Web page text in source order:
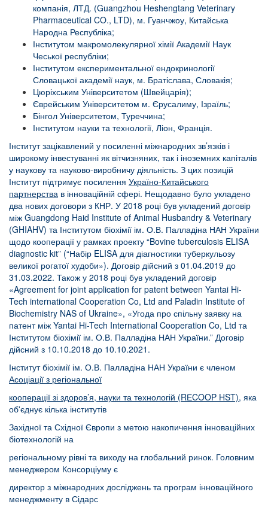
компанія, ЛТД. (Guangzhou Heshengtang Veterinary
Pharmaceutical CO., LTD), м. Гуанчжоу, Китайська
Народна Республіка;
Інститутом макромолекулярної хімії Академії Наук
Чеської республіки;
Інститутом експериментальної ендокринології
Словацької академії наук, м. Братіслава, Словакія;
Цюріхським Університетом (Швейцарія);
Єврейським Університетом м. Єрусалиму, Ізраїль;
Бінгол Університетом, Туреччина;
Інститутом науки та технології, Ліон, Франція.
Інститут зацікавлений у посиленні міжнародних зв’язків і
широкому інвестуванні як вітчизняних, так і іноземних капіталів
у наукову та науково-виробничу діяльність. З цих позицій
Інститут підтримує посилення Україно-Китайського
партнерства в інноваційній сфері. Нещодавно було укладено
два нових договори з КНР. У 2018 році був укладений договір
між Guangdong Haid Institute of Animal Husbandry & Veterinary
(GHIAHV) та Інститутом біохімії ім. О.В. Палладіна НАН України
щодо кооперації у рамках проекту “Bovine tuberculosis ELISA
diagnostic kit” (“Набір ELISA для діагностики туберкульозу
великої рогатої худоби»). Договір дійсний з 01.04.2019 до
31.03.2022. Також у 2018 році був укладений договір
«Agreement for joint application for patent between Yantai Hi-
Tech international Cooperation Co, Ltd and Paladin Institute of
Biochemistry NAS of Ukraine», «Угода про спільну заявку на
патент між Yantai Hi-Tech International Cooperation Co, Ltd та
Інститутом біохімії ім. О.В. Палладіна НАН України.” Договір
дійсний з 10.10.2018 до 10.10.2021.
Інститут біохімії ім. О.В. Палладіна НАН України є членом
Асоціації з регіональної
кооперації зі здоров’я, науки та технологій (RЕCOOP HST), яка
об'єднує кілька інститутів
Західної та Східної Європи з метою накопичення інноваційних
біотехнологій на
регіональному рівні та виходу на глобальний ринок. Головним
менеджером Консорціуму є
директор з міжнародних досліджень та програм інноваційного
менеджменту в Сідарс